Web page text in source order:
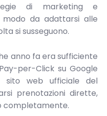
di marketing e
modo da adattarsi alle
si susseguono.
anno fa era sufficiente
per-Click su Google
sito web ufficiale del
prenotazioni dirette,
completamente.